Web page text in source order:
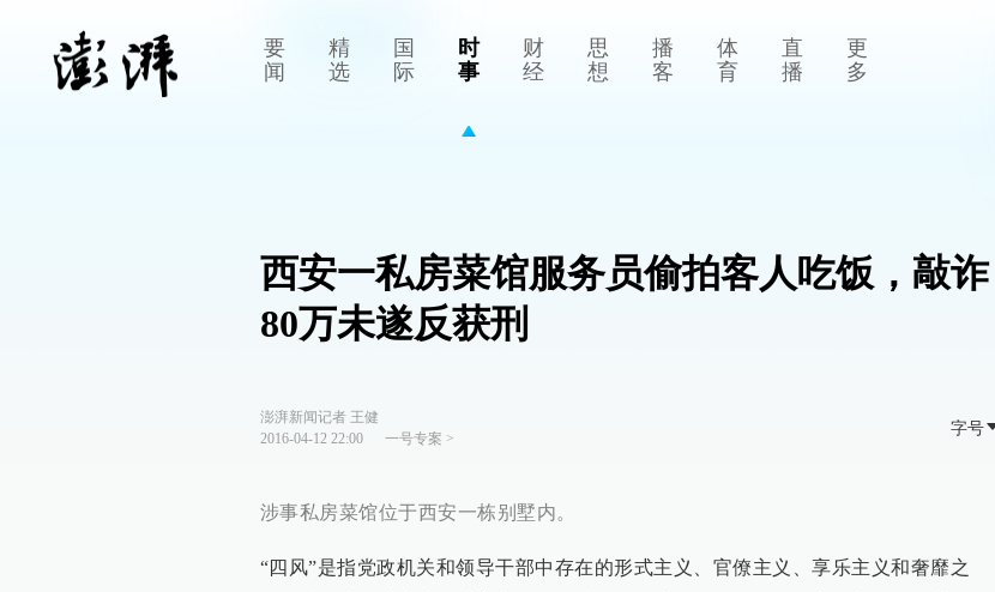
要
闻
精
选
国
际
时
事
财
经
思
想
播
客
体
育
直
播
更
多
西安一私房菜馆服务员偷拍客人吃饭，敲诈
80万未遂反获刑
澎湃新闻记者 王健
2016-04-12 22:00
一号专案 >
字号
涉事私房菜馆位于西安一栋别墅内。
“四风”是指党政机关和领导干部中存在的形式主义、官僚主义、享乐主义和奢靡之